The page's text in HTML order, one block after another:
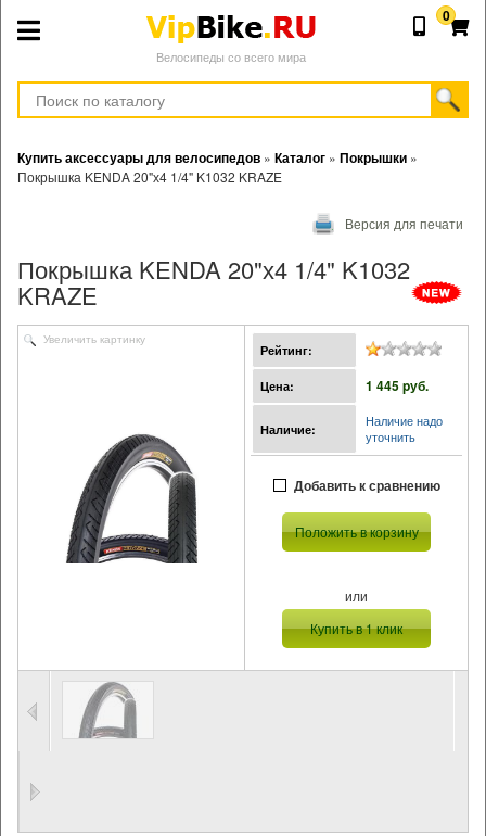
Велосипеды со всего мира
0
Купить аксессуары для велосипедов » Каталог » Покрышки »
Покрышка KENDA 20"х4 1/4" K1032 KRAZE
Версия для печати
Покрышка KENDA 20"х4 1/4" K1032
KRAZE
Увеличить картинку
Рейтинг:
Цена: 1 445 pуб.
Наличие:
Наличие надо
уточнить
Добавить к сравнению
Положить в корзину
или
Купить в 1 клик